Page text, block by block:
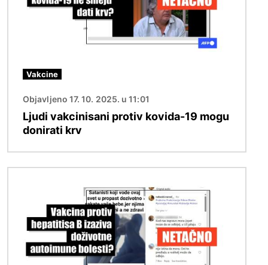
Vakcine
Objavljeno 17. 10. 2025. u 11:01
Ljudi vakcinisani protiv kovida-19 mogu
donirati krv